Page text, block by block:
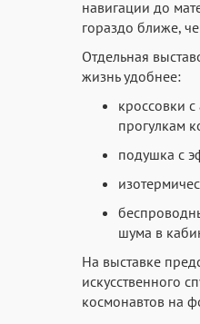
навигации до
гораздо ближе,
Отдельная
жизнь удобнее:
кроссовки
прогулкам
подушка с
шума в
На выставке
искусственного
космонавтов на